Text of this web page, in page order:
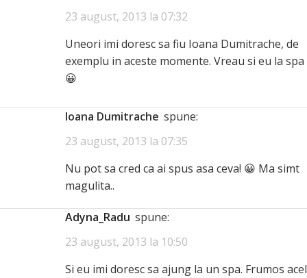
23 august, 2013 la 07:32
Uneori imi doresc sa fiu Ioana Dumitrache, de
exemplu in aceste momente. Vreau si eu la spa
😀
Ioana Dumitrache spune:
23 august, 2013 la 07:35
Nu pot sa cred ca ai spus asa ceva! 😀 Ma simt
magulita..
Adyna_Radu spune:
23 august, 2013 la 10:50
Si eu imi doresc sa ajung la un spa. Frumos acel